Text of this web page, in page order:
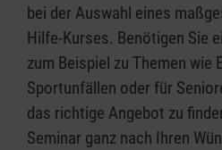
bei der Auswahl eines
Hilfe-Kurses. Benötigen Sie
zum Beispiel zu Themen wie
Sportunfällen oder für
das richtige Angebot zu
Seminar ganz nach Ihren